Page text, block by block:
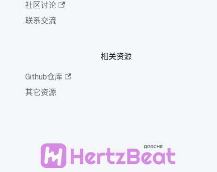
社区讨论
联系交流
相关资源
Github仓库
其它资源